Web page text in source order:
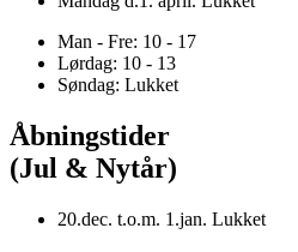
Man - Fre: 10 - 17
Lørdag: 10 - 13
Søndag: Lukket
Åbningstider
(Jul & Nytår)
20.dec. t.o.m. 1.jan. Lukket